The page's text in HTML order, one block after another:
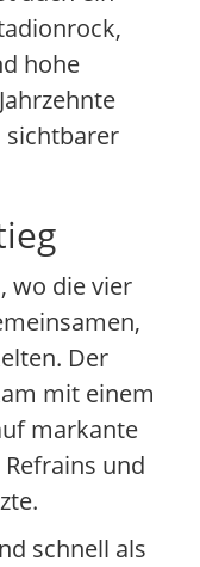
hohe
sichtbarer
wo die vier
Der
mit einem
markante
und
schnell als